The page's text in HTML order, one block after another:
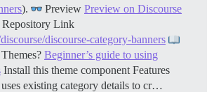
). Preview Preview on Discourse
Repository Link
discourse-category-banners
Beginner’s guide to using
Install this theme component Features
existing category details to cr…